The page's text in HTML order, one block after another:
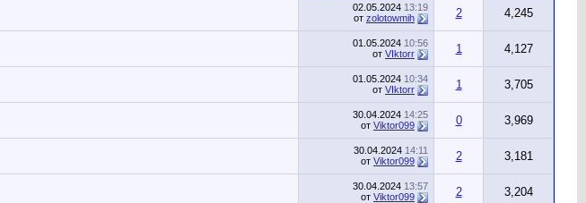
02.05.2024 13:19
от zolotowmih 2 4,245
01.05.2024 10:56
от VIktorr 1 4,127
01.05.2024 10:34
от VIktorr 1 3,705
30.04.2024 14:25
от Viktor099 0 3,969
30.04.2024 14:11
от Viktor099 2 3,181
30.04.2024 13:57
от Viktor099 2 3,204